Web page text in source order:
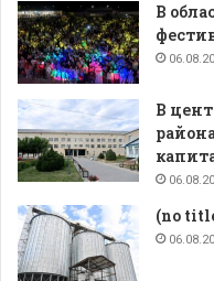
В
В
(no